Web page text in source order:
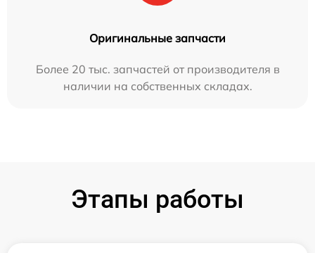
Оригинальные запчасти
Более 20 тыс. запчастей от производителя в
наличии на собственных складах.
Этапы работы